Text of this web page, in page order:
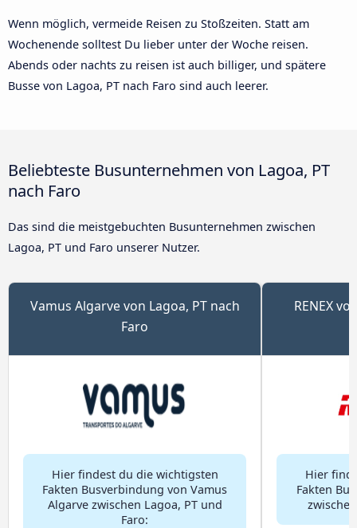
Wenn möglich, vermeide Reisen zu Stoßzeiten. Statt am
Wochenende solltest Du lieber unter der Woche reisen.
Abends oder nachts zu reisen ist auch billiger, und spätere
Busse von Lagoa, PT nach Faro sind auch leerer.
Beliebteste Busunternehmen von Lagoa, PT
nach Faro
Das sind die meistgebuchten Busunternehmen zwischen
Lagoa, PT und Faro unserer Nutzer.
Vamus Algarve von Lagoa, PT nach
Faro
Hier findest du die wichtigsten
Fakten Busverbindung von Vamus
Algarve zwischen Lagoa, PT und
Faro:
RENEX
Hier
Fakten